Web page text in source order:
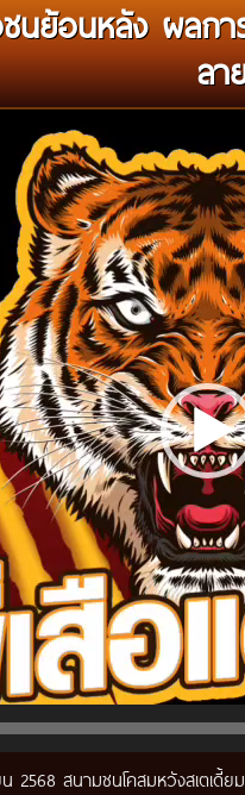
นย้อนหลัง ผลกา
ลา
2568 สนามชนโคสมหวังสเตเดี้ยม